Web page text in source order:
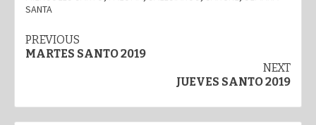
SANTA
Post
PREVIOUS
MARTES SANTO 2019
NEXT
JUEVES SANTO 2019